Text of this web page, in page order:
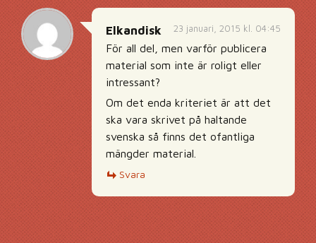
23 januari, 2015 kl. 04:45
Elkandisk
För all del, men varför publicera
material som inte är roligt eller
intressant?
Om det enda kriteriet är att det
ska vara skrivet på haltande
svenska så finns det ofantliga
mängder material.
Svara